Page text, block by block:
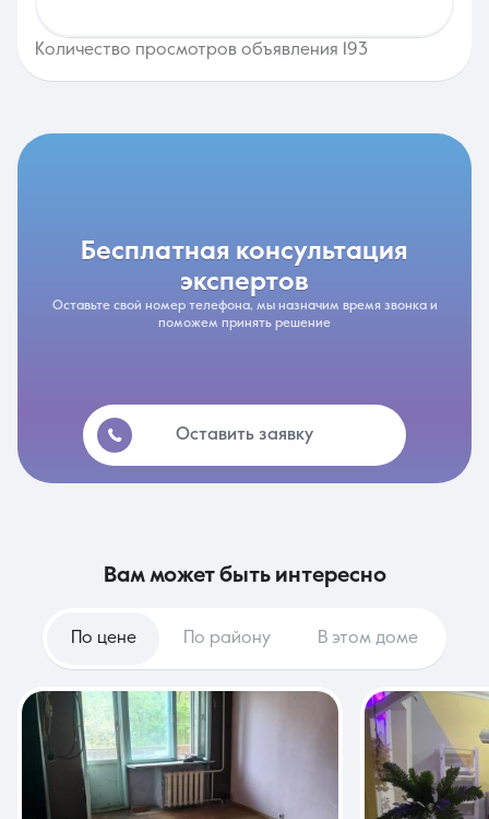
Количество просмотров объявления 193
бесплатная консультация
экспертов
Оставьте свой номер телефона, мы назначим время звонка и
поможем принять решение
Оставить заявку
вам может быть интересно
По цене По району В этом доме